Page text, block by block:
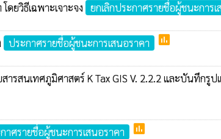
ยวิธีเฉพาะเจาะจง ยกเลิกประกาศรายชื่อผู้ชนะการ
ประกาศรายชื่อผู้ชนะการเสนอราคา poll
นเทศภูมิศาสตร์ K Tax GIS V. 2.2.2 และบันทึกรูปแ
าศรายชื่อผู้ชนะการเสนอราคา poll